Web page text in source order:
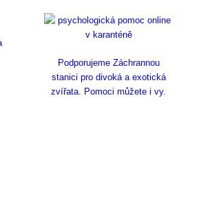
Podporujeme Záchrannou
stanici pro divoká a exotická
zvířata. Pomoci můžete i vy.